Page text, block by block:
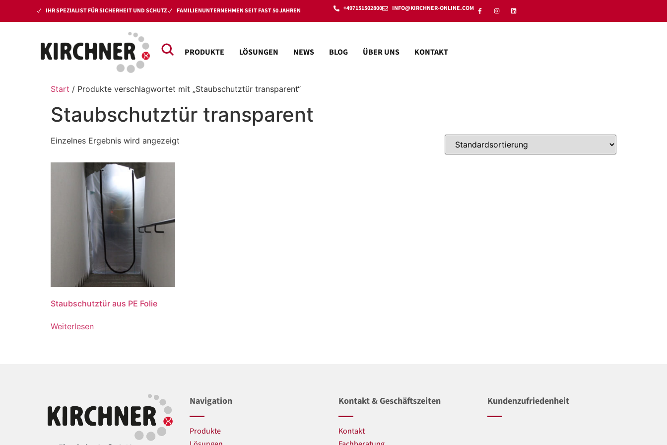
IHR SPEZIALIST FÜR SICHERHEIT UND SCHUTZ FAMILIENUNTERNEHMEN SEIT FAST 50 JAHREN +497151502800 INFO@KIRCHNER-ONLINE.COM
PRODUKTE LÖSUNGEN NEWS BLOG ÜBER UNS KONTAKT
Start / Produkte verschlagwortet mit „Staubschutztür transparent“
Staubschutztür transparent
Einzelnes Ergebnis wird angezeigt
Staubschutztür aus PE Folie
Weiterlesen
Navigation
Produkte
Kontakt & Geschäftszeiten
Kontakt
Kundenzufriedenheit